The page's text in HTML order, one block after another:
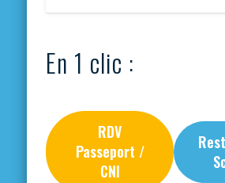
En 1 clic :
RDV
Passeport /
CNI